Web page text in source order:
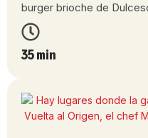
burger brioche de
35 min